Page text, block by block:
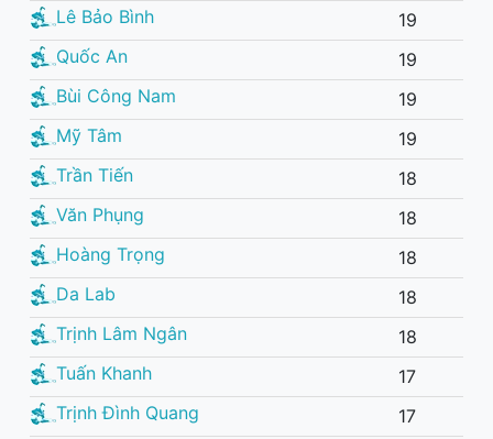
Lê Bảo Bình
19
Quốc An
19
Bùi Công Nam
19
Mỹ Tâm
19
Trần Tiến
18
Văn Phụng
18
Hoàng Trọng
18
Da Lab
18
Trịnh Lâm Ngân
18
Tuấn Khanh
17
Trịnh Đình Quang
17